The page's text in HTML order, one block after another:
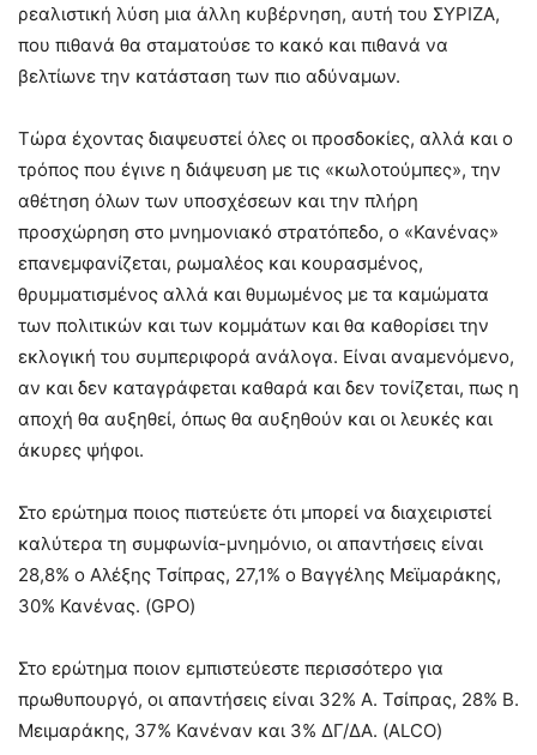
ρεαλιστική λύση μια άλλη κυβέρνηση, αυτή του ΣΥΡΙΖΑ,
που πιθανά θα σταματούσε το κακό και πιθανά να
βελτίωνε την κατάσταση των πιο αδύναμων.
Τώρα έχοντας διαψευστεί όλες οι προσδοκίες, αλλά και ο
τρόπος που έγινε η διάψευση με τις «κωλοτούμπες», την
αθέτηση όλων των υποσχέσεων και την πλήρη
προσχώρηση στο μνημονιακό στρατόπεδο, ο «Κανένας»
επανεμφανίζεται, ρωμαλέος και κουρασμένος,
θρυμματισμένος αλλά και θυμωμένος με τα καμώματα
των πολιτικών και των κομμάτων και θα καθορίσει την
εκλογική του συμπεριφορά ανάλογα. Είναι αναμενόμενο,
αν και δεν καταγράφεται καθαρά και δεν τονίζεται, πως η
αποχή θα αυξηθεί, όπως θα αυξηθούν και οι λευκές και
άκυρες ψήφοι.
Στο ερώτημα ποιος πιστεύετε ότι μπορεί να διαχειριστεί
καλύτερα τη συμφωνία-μνημόνιο, οι απαντήσεις είναι
28,8% ο Αλέξης Τσίπρας, 27,1% ο Βαγγέλης Μεϊμαράκης,
30% Κανένας. (GPO)
Στο ερώτημα ποιον εμπιστεύεστε περισσότερο για
πρωθυπουργό, οι απαντήσεις είναι 32% Α. Τσίπρας, 28% Β.
Μειμαράκης, 37% Κανέναν και 3% ΔΓ/ΔΑ. (ALCO)